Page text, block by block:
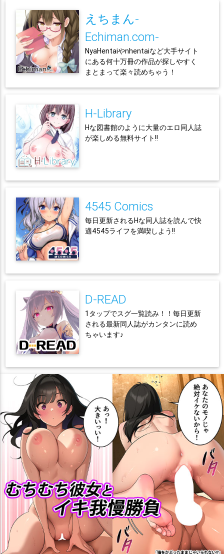
えちまん-
Echiman.com-
NyaHentaiやnhentaiなど大手サイト
にある何十万冊の作品が探しやすく
まとまって楽々読めちゃう！
H-Library
Hな図書館のように大量のエロ同人誌
が楽しめる無料サイト!!
4545 Comics
毎日更新されるHな同人誌を読んで快
適4545ライフを満喫しよう!!
D-READ
1タップでスグ一覧読み！！毎日更新
される最新同人誌がカンタンに読め
ちゃいます♪